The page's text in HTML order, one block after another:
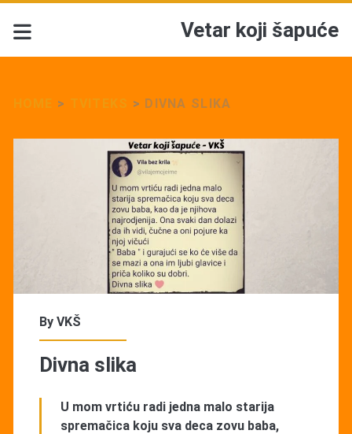
Vetar koji šapuće
> > DIVNA SLIKA
By VKŠ
Divna slika
U mom vrtiću radi jedna malo starija
spremačica koju sva deca zovu baba,